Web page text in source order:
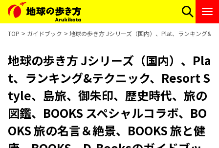
TOP ガイドブック 地球の歩き方 Jシリーズ（国内）、Plat、ランキング&
地球の歩き方 Jシリーズ（国内）、Pla
t、ランキング&テクニック、Resort S
tyle、島旅、御朱印、歴史時代、旅の
図鑑、BOOKS スペシャルコラボ、BO
OKS 旅の名言＆絶景、BOOKS 旅と健